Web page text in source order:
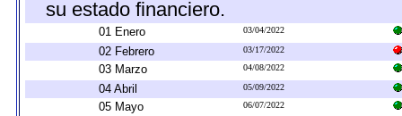
su estado financiero.
01 Enero 03/04/2022
02 Febrero 03/17/2022
03 Marzo 04/08/2022
04 Abril 05/09/2022
05 Mayo 06/07/2022